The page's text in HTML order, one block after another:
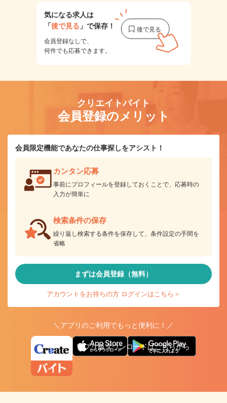
気になる求人は
「後で見る 」で保存！
会員登録なしで、
何件でも応募できます。
クリエイトバイト
会員登録のメリット
会員限定機能であなたの仕事探しをアシスト！
カンタン応募
事前にプロフィールを登録しておくことで、応募時の
入力が簡単に
検索条件の保存
繰り返し検索する条件を保存して、条件設定の手間を
省略
まずは会員登録（無料）
アカウントをお持ちの方 ログインはこちら＞
＼アプリのご利用でもっと便利に！／
アプリ版ダウンロードはこちらから